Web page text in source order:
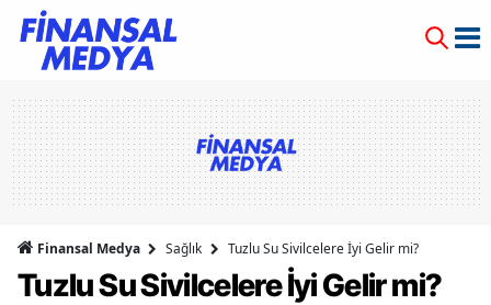
Finansal Medya Sağlık Tuzlu Su Sivilcelere İyi Gelir mi?
Tuzlu Su Sivilcelere İyi Gelir mi?